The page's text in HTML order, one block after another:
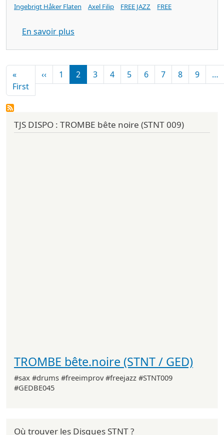
Ingebrigt Håker Flaten
Axel Filip FREE JAZZ FREE
En savoir plus
Pagination
«
FirstPremière page
‹‹Page précédente
1 2 3 4 5 6 7 8 9 …
TJS DISPO : TROMBE bête noire (STNT 009)
TROMBE bête.noire (STNT / GED)
#sax #drums #freeimprov #freejazz #STNT009
#GEDBE045
Où trouver les Disques STNT ?